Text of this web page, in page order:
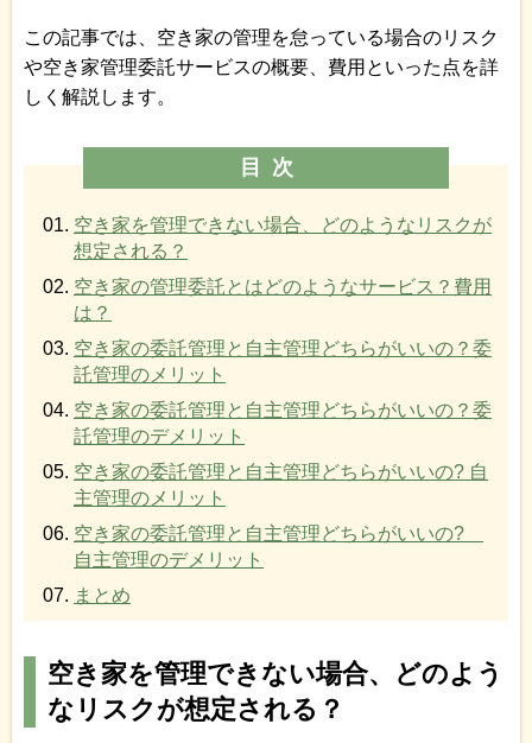
この記事では、空き家の管理を怠っている場合のリスク
や空き家管理委託サービスの概要、費用といった点を詳
しく解説します。
目次
空き家を管理できない場合、どのようなリスクが
想定される？
空き家の管理委託とはどのようなサービス？費用
は？
空き家の委託管理と自主管理どちらがいいの？委
託管理のメリット
空き家の委託管理と自主管理どちらがいいの？委
託管理のデメリット
空き家の委託管理と自主管理どちらがいいの? 自
主管理のメリット
空き家の委託管理と自主管理どちらがいいの?
自主管理のデメリット
まとめ
空き家を管理できない場合、どのよう
なリスクが想定される？